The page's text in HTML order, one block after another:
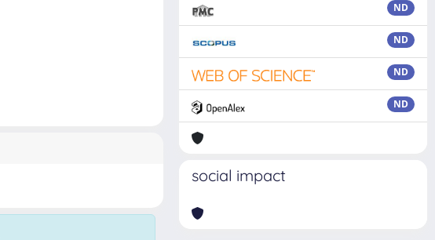
ND
ND
ND
ND
social impact